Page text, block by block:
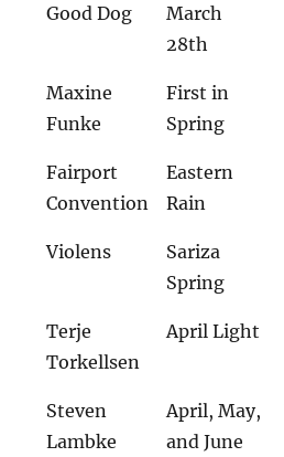
Good Dog
March
28th
Maxine
Funke
First in
Spring
Fairport
Convention
Eastern
Rain
Violens
Sariza
Spring
Terje
Torkellsen
April Light
Steven
Lambke
April, May,
and June